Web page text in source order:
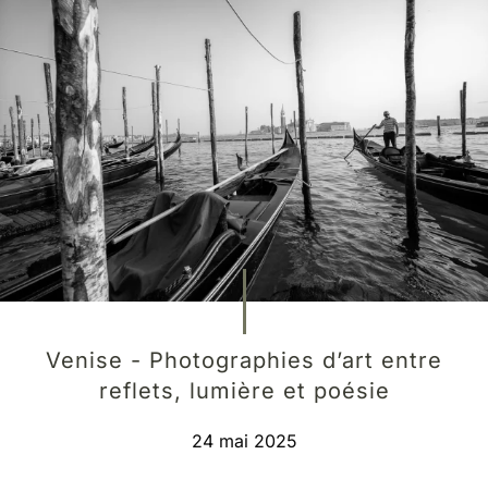
Venise - Photographies d’art entre
reflets, lumière et poésie
24 mai 2025